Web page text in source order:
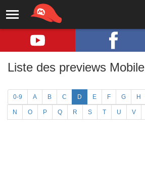
Liste des previews Mobile
0-9 A B C D E F G H
N O P Q R S T U V